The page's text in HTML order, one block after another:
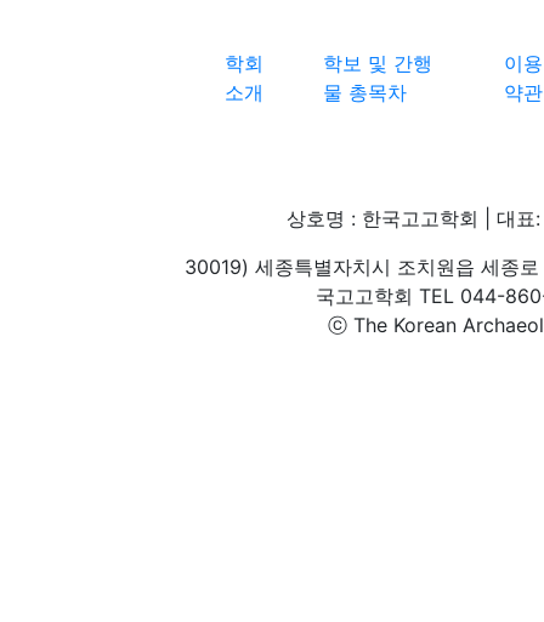
학회
소개
학보 및 간행
물 총목차
이용
약관
상호명 : 한국고고학회 | 대
30019) 세종특별자치시 조치원읍 세종
국고고학회 TEL 044-
ⓒ The Korean